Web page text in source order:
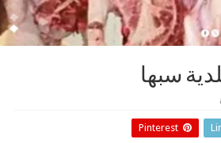
سبها
Pinterest